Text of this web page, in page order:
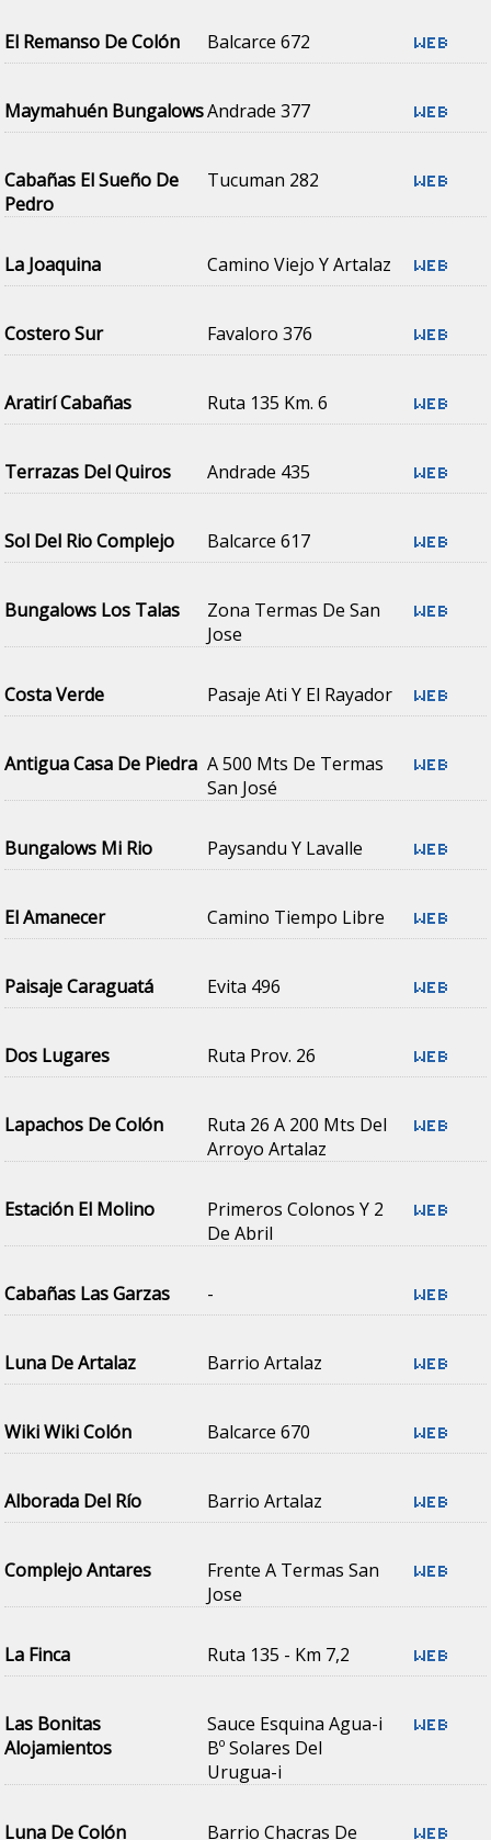
El Remanso De Colón Balcarce 672
Maymahuén BungalowsAndrade 377
Cabañas El Sueño De
Pedro
Tucuman 282
La Joaquina Camino Viejo Y Artalaz
Costero Sur Favaloro 376
Aratirí Cabañas Ruta 135 Km. 6
Terrazas Del Quiros Andrade 435
Sol Del Rio Complejo Balcarce 617
Bungalows Los Talas
Zona Termas De San
Jose
Costa Verde Pasaje Ati Y El Rayador
Antigua Casa De Piedra A 500 Mts De Termas
San José
Bungalows Mi Rio Paysandu Y Lavalle
El Amanecer Camino Tiempo Libre
Paisaje Caraguatá Evita 496
Dos Lugares Ruta Prov. 26
Lapachos De Colón
Ruta 26 A 200 Mts Del
Arroyo Artalaz
Estación El Molino
Primeros Colonos Y 2
De Abril
Cabañas Las Garzas -
Luna De Artalaz Barrio Artalaz
Wiki Wiki Colón Balcarce 670
Alborada Del Río Barrio Artalaz
Complejo Antares
Frente A Termas San
Jose
La Finca Ruta 135 - Km 7,2
Las Bonitas
Alojamientos
Sauce Esquina Agua-i
Bº Solares Del
Urugua-i
Luna De Colón Barrio Chacras De